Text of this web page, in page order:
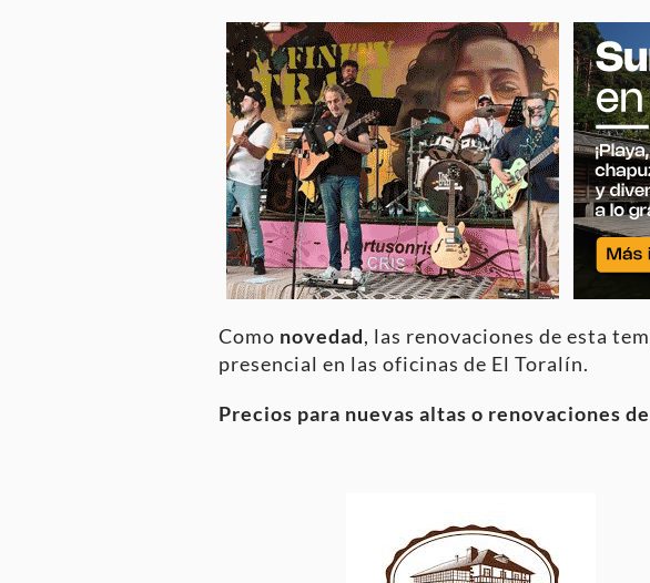
Como novedad, las renovaciones de esta
presencial en las oficinas de El Toralín.
Precios para nuevas altas o renovaciones